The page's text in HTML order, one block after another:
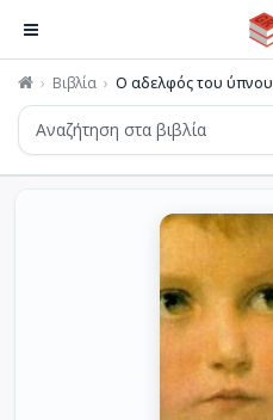
Βιβλία Ο αδελφός του ύπνου